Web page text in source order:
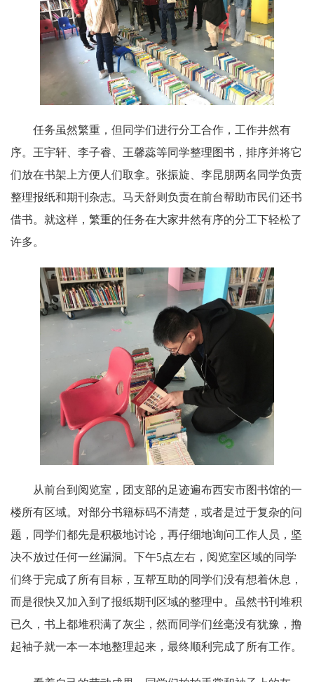
任务虽然繁重，但同学们进行分工合作，工作井然有
序。王宇轩、李子睿、王馨蕊等同学整理图书，排序并将它
们放在书架上方便人们取拿。张振旋、李昆朋两名同学负责
整理报纸和期刊杂志。马天舒则负责在前台帮助市民们还书
借书。就这样，繁重的任务在大家井然有序的分工下轻松了
许多。
从前台到阅览室，团支部的足迹遍布西安市图书馆的一
楼所有区域。对部分书籍标码不清楚，或者是过于复杂的问
题，同学们都先是积极地讨论，再仔细地询问工作人员，坚
决不放过任何一丝漏洞。下午5点左右，阅览室区域的同学
们终于完成了所有目标，互帮互助的同学们没有想着休息，
而是很快又加入到了报纸期刊区域的整理中。虽然书刊堆积
已久，书上都堆积满了灰尘，然而同学们丝毫没有犹豫，撸
起袖子就一本一本地整理起来，最终顺利完成了所有工作。